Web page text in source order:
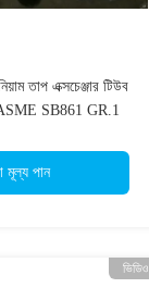
তাপ এক্সচেঞ্জার টিউব
SB861 GR.1
মূল্য পান
ভিডিও